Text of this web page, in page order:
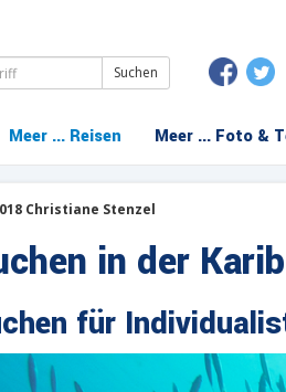
Meer ... Reisen Meer ... Foto &
Christiane Stenzel
in der
für